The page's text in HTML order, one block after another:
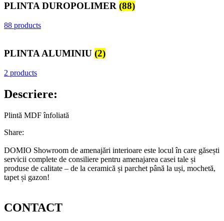
PLINTA DUROPOLIMER (88)
88 products
PLINTA ALUMINIU (2)
2 products
Descriere:
Plintă MDF înfoliată
Share:
DOMIO Showroom de amenajări interioare este locul în care găsești
servicii complete de consiliere pentru amenajarea casei tale și
produse de calitate – de la ceramică și parchet până la uși, mochetă,
tapet și gazon!
CONTACT